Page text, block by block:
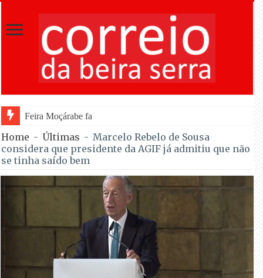
Feira Moçárabe faz recuar Lourosa ao século X a
Home - Últimas - Marcelo Rebelo de Sousa
considera que presidente da AGIF já admitiu que não
se tinha saído bem